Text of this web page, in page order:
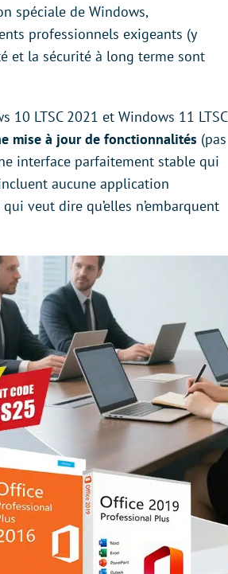
spéciale de Windows,
professionnels exigeants (y
et la sécurité à long terme sont
10 LTSC 2021 et Windows 11 LTSC
mise à jour de fonctionnalités (pas
interface parfaitement stable qui
aucune application
veut dire qu’elles n’embarquent